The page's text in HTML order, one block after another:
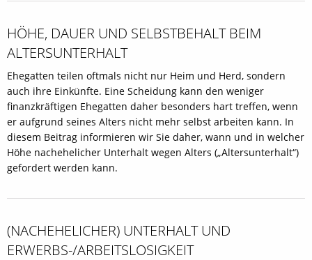
HÖHE, DAUER UND SELBSTBEHALT BEIM
ALTERSUNTERHALT
Ehegatten teilen oftmals nicht nur Heim und Herd, sondern
auch ihre Einkünfte. Eine Scheidung kann den weniger
finanzkräftigen Ehegatten daher besonders hart treffen, wenn
er aufgrund seines Alters nicht mehr selbst arbeiten kann. In
diesem Beitrag informieren wir Sie daher, wann und in welcher
Höhe nachehelicher Unterhalt wegen Alters („Altersunterhalt“)
gefordert werden kann.
(NACHEHELICHER) UNTERHALT UND
ERWERBS-/ARBEITS­LOSIGKEIT